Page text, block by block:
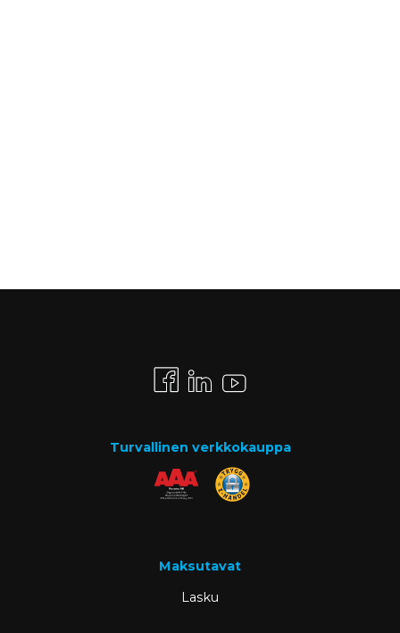
Turvallinen verkkokauppa
Maksutavat
Lasku